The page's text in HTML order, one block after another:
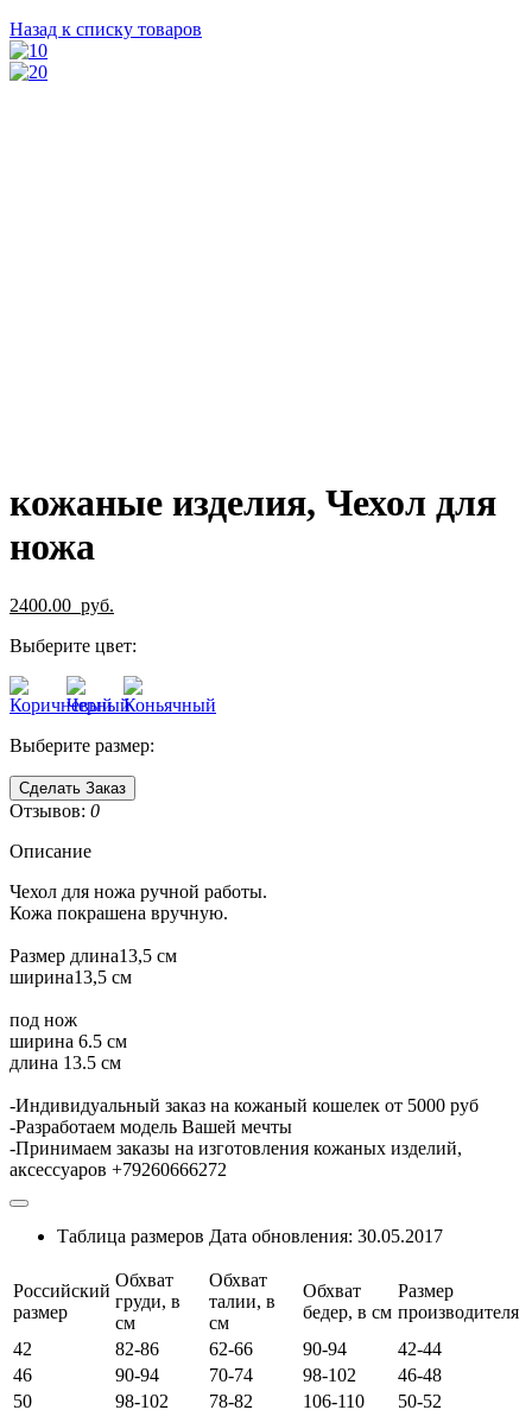
Назад к списку товаров
кожаные изделия, Чехол для
ножа
2400.00 руб.
Выберите цвет:
Выберите размер:
Сделать Заказ
Отзывов: 0
Описание
Чехол для ножа ручной работы.
Кожа покрашена вручную.
Размер длина13,5 см
ширина13,5 см
под нож
ширина 6.5 см
длина 13.5 см
-Индивидуальный заказ на кожаный кошелек от 5000 руб
-Разработаем модель Вашей мечты
-Принимаем заказы на изготовления кожаных изделий,
аксессуаров +79260666272
Таблица размеров Дата обновления: 30.05.2017
Российский
размер
Обхват
груди, в
см
Обхват
талии, в
см
Обхват
бедер, в см
Размер
производителя
42
82-86 62-66 90-94
42-44
46
90-94 70-74 98-102
46-48
50
98-102 78-82 106-110 50-52